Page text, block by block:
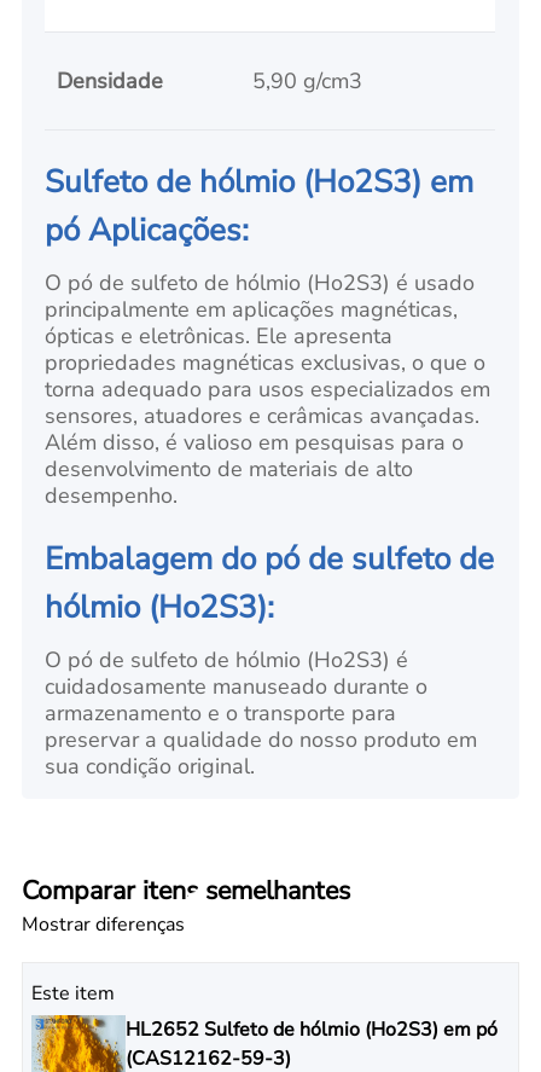
Densidade 5,90 g/cm3
Sulfeto de hólmio (Ho2S3) em
pó Aplicações:
O pó de sulfeto de hólmio (Ho2S3) é usado
principalmente em aplicações magnéticas,
ópticas e eletrônicas. Ele apresenta
propriedades magnéticas exclusivas, o que o
torna adequado para usos especializados em
sensores, atuadores e cerâmicas avançadas.
Além disso, é valioso em pesquisas para o
desenvolvimento de materiais de alto
desempenho.
Embalagem do pó de sulfeto de
hólmio (Ho2S3):
O pó de sulfeto de hólmio (Ho2S3) é
cuidadosamente manuseado durante o
armazenamento e o transporte para
preservar a qualidade do nosso produto em
sua condição original.
Comparar itens semelhantes
Mostrar diferenças
Este item
HL2652 Sulfeto de hólmio (Ho2S3) em pó
(CAS12162-59-3)